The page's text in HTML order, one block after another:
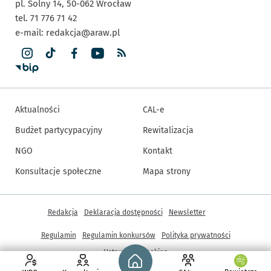
Strona główna - wroclaw.pl
pl. Solny 14, 50-062 Wrocław
tel. 71 776 71 42
e-mail: redakcja@araw.pl
Aktualności
Budżet partycypacyjny
NGO
Konsultacje społeczne
CAL-e
Rewitalizacja
Kontakt
Mapa strony
Inne informacje
Redakcja Deklaracja dostępności Newsletter
Regulamin Regulamin konkursów
Polityka prywatności
Ustawienia cookies